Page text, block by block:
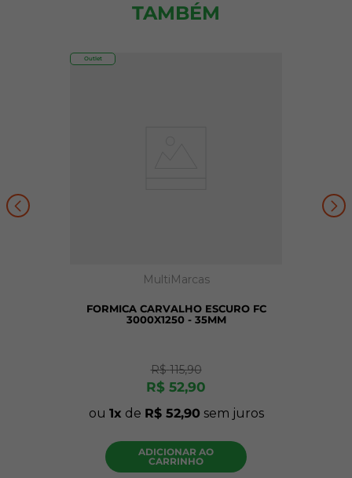
TAMBÉM
Outlet
MultiMarcas
FORMICA CARVALHO ESCURO FC
3000X1250 - 35MM
R$ 115,90
R$ 52,90
ou 1 de R$ 52,90 sem juros
ADICIONAR AO
CARRINHO